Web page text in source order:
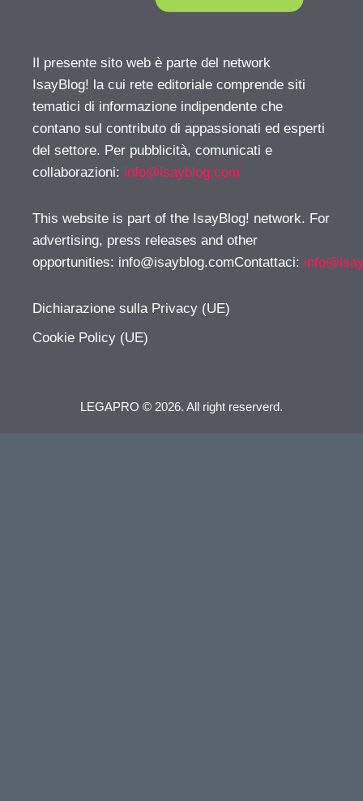
Il presente sito web è parte del network
IsayBlog! la cui rete editoriale comprende siti
tematici di informazione indipendente che
contano sul contributo di appassionati ed esperti
del settore. Per pubblicità, comunicati e
collaborazioni: info@isayblog.com
This website is part of the IsayBlog! network. For
advertising, press releases and other
opportunities: info@isayblog.comContattaci:
Dichiarazione sulla Privacy (UE)
Cookie Policy (UE)
LEGAPRO © 2026. All right reserverd.